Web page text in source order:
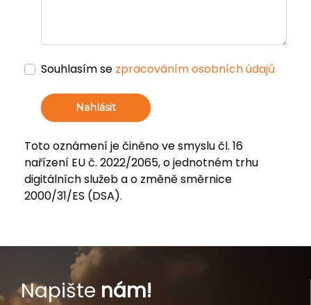
Souhlasím se zpracováním osobních údajů
Nahlásit
Toto oznámení je činěno ve smyslu čl. 16
nařízení EU č. 2022/2065, o jednotném trhu
digitálních služeb a o změně směrnice
2000/31/ES (DSA).
Napište nám!